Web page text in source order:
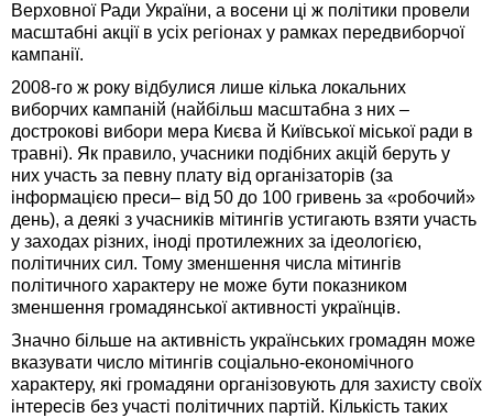
Верховної Ради України, а восени ці ж політики провели
масштабні акції в усіх регіонах у рамках передвиборчої
кампанії.
2008-го ж року відбулися лише кілька локальних
виборчих кампаній (найбільш масштабна з них –
дострокові вибори мера Києва й Київської міської ради в
травні). Як правило, учасники подібних акцій беруть у
них участь за певну плату від організаторів (за
інформацією преси– від 50 до 100 гривень за «робочий»
день), а деякі з учасників мітингів устигають взяти участь
у заходах різних, іноді протилежних за ідеологією,
політичних сил. Тому зменшення числа мітингів
політичного характеру не може бути показником
зменшення громадянської активності українців.
Значно більше на активність українських громадян може
вказувати число мітингів соціально-економічного
характеру, які громадяни організовують для захисту своїх
інтересів без участі політичних партій. Кількість таких